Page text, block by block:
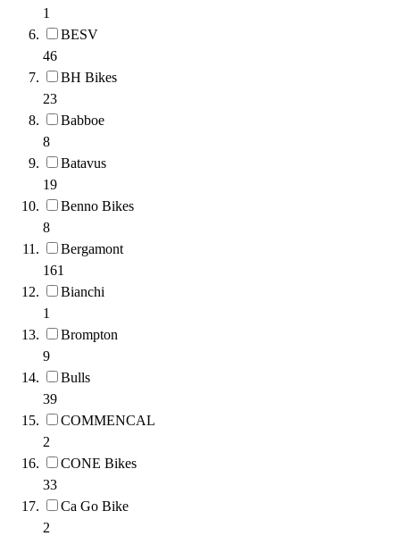
1
BESV
46
BH Bikes
23
Babboe
8
Batavus
19
Benno Bikes
8
Bergamont
161
Bianchi
1
Brompton
9
Bulls
39
COMMENCAL
2
CONE Bikes
33
Ca Go Bike
2